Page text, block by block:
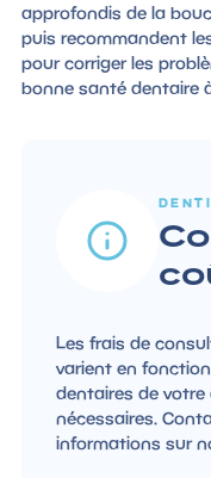
approfondis de la
puis recommandent
pour corriger les
bonne santé dentaire
Les frais de
varient en
dentaires de
nécessaires.
informations sur